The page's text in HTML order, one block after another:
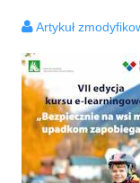
Artykuł